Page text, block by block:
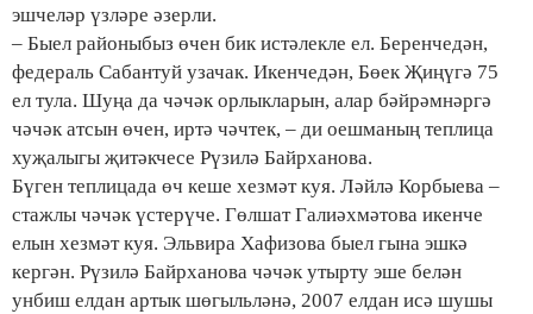
эшчеләр үзләре әзерли.
– Быел районыбыз өчен бик истәлекле ел. Беренчедән,
федераль Сабантуй узачак. Икенчедән, Бөек Җиңүгә 75
ел тула. Шуңа да чәчәк орлыкларын, алар бәйрәмнәргә
чәчәк атсын өчен, иртә чәчтек, – ди оешманың теплица
хуҗалыгы җитәкчесе Рүзилә Байрханова.
Бүген теплицада өч кеше хезмәт куя. Ләйлә Корбыева –
стажлы чәчәк үстерүче. Гөлшат Галиәхмәтова икенче
елын хезмәт куя. Эльвира Хафизова быел гына эшкә
кергән. Рүзилә Байрханова чәчәк утырту эше белән
унбиш елдан артык шөгыльләнә, 2007 елдан исә шушы